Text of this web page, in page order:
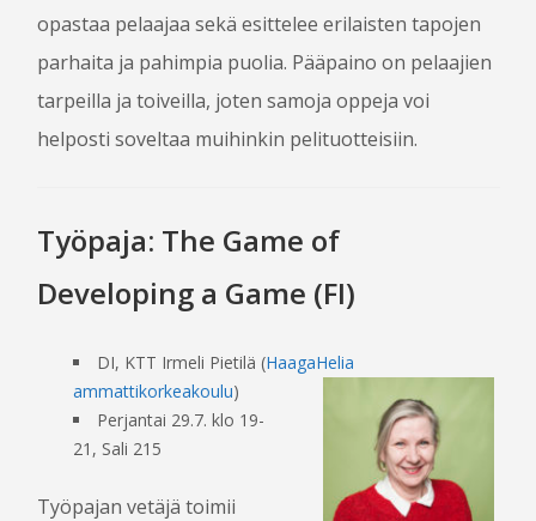
opastaa pelaajaa sekä esittelee erilaisten tapojen
parhaita ja pahimpia puolia. Pääpaino on pelaajien
tarpeilla ja toiveilla, joten samoja oppeja voi
helposti soveltaa muihinkin pelituotteisiin.
Työpaja: The Game of
Developing a Game (FI)
DI, KTT Irmeli Pietilä (Haaga­Helia
ammattikorkeakoulu)
Perjantai 29.7. klo 19-
21, Sali 215
Työpajan vetäjä toimii